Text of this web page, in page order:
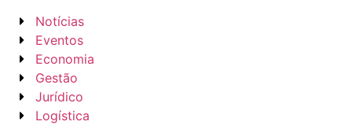
Notícias
Eventos
Economia
Gestão
Jurídico
Logística